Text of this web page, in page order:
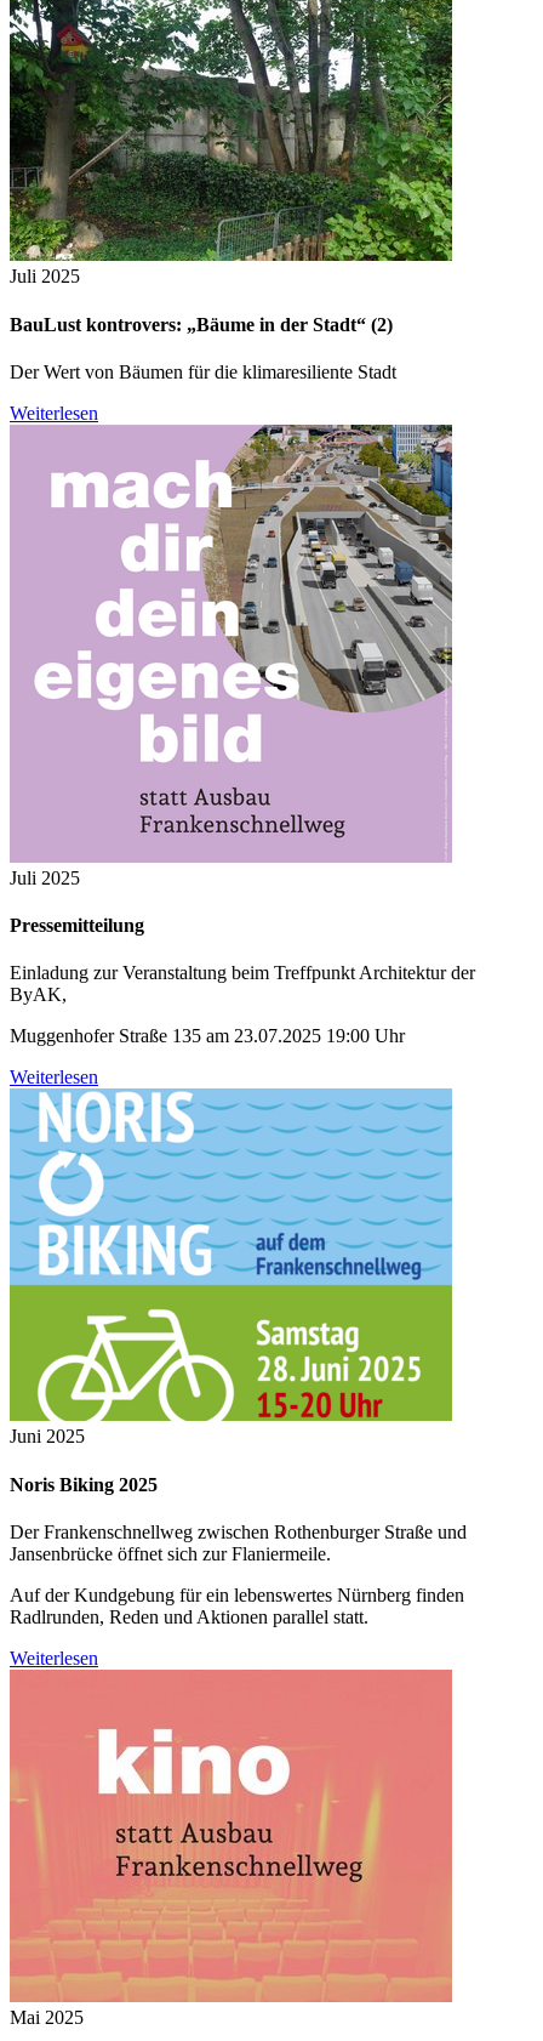
Juli 2025
BauLust kontrovers: „Bäume in der Stadt“ (2)
Der Wert von Bäumen für die klimaresiliente Stadt
Weiterlesen
Juli 2025
Pressemitteilung
Einladung zur Veranstaltung beim Treffpunkt Architektur der
ByAK,
Muggenhofer Straße 135 am 23.07.2025 19:00 Uhr
Weiterlesen
Juni 2025
Noris Biking 2025
Der Frankenschnellweg zwischen Rothenburger Straße und
Jansenbrücke öffnet sich zur Flaniermeile.
Auf der Kundgebung für ein lebenswertes Nürnberg finden
Radlrunden, Reden und Aktionen parallel statt.
Weiterlesen
Mai 2025